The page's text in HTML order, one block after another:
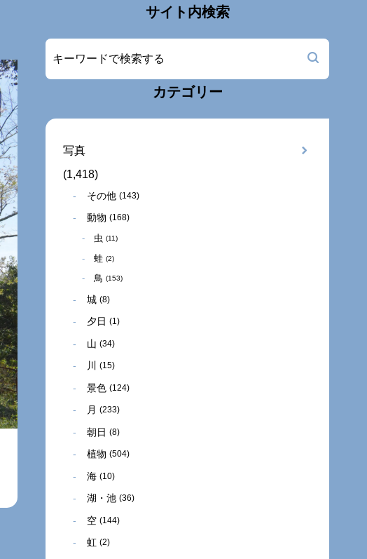
サイト内検索
カテゴリー
写真
(1,418)
その他 (143)
動物 (168)
虫 (11)
蛙 (2)
鳥 (153)
城 (8)
夕日 (1)
山 (34)
川 (15)
景色 (124)
月 (233)
朝日 (8)
植物 (504)
海 (10)
湖・池 (36)
空 (144)
虹 (2)